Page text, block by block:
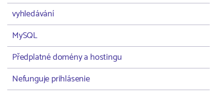
vyhledávání
MySQL
Předplatné domény a hostingu
Nefunguje prihlásenie